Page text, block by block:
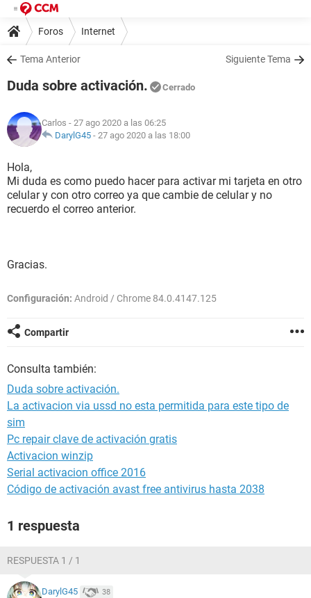
Foros Internet
Tema Anterior Siguiente Tema
Duda sobre activación. Cerrado
Carlos - 27 ago 2020 a las 06:25
DarylG45 - 27 ago 2020 a las 18:00
Hola,
Mi duda es como puedo hacer para activar mi tarjeta en otro
celular y con otro correo ya que cambie de celular y no
recuerdo el correo anterior.
Gracias.
Configuración: Android / Chrome 84.0.4147.125
Compartir
Consulta también:
Duda sobre activación.
La activacion via ussd no esta permitida para este tipo de
sim
Pc repair clave de activación gratis
Activacion winzip
Serial activacion office 2016
Código de activación avast free antivirus hasta 2038
1 respuesta
RESPUESTA 1 / 1
DarylG45 38